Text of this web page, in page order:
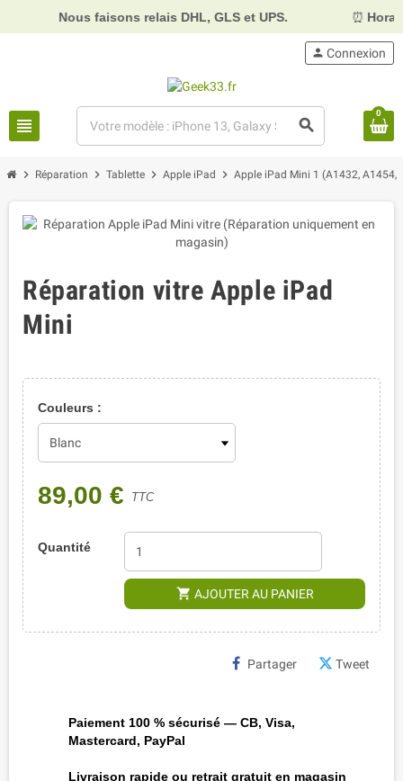
Nous faisons relais DHL, GLS et UPS. Horaires :
view_headline search
person Connexion
0
chevron_right Réparation chevron_right Tablette chevron_right Apple iPad chevron_right Apple iPad Mini 1 (A1432, A1454,
Réparation vitre Apple iPad
Mini
Couleurs :
89,00 € TTC
Quantité
shopping_cart AJOUTER AU PANIER
Partager Tweet
Paiement 100 % sécurisé — CB, Visa,
Mastercard, PayPal
Livraison rapide ou retrait gratuit en magasin